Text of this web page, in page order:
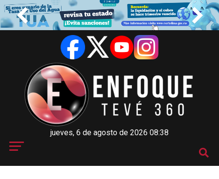
jueves, 6 de agosto de 2026 08:38